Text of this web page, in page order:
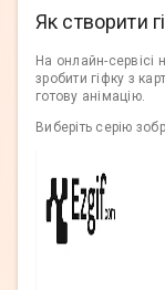
Як створити
На онлайн-
зробити гіфку з
готову анімацію.
Виберіть серію